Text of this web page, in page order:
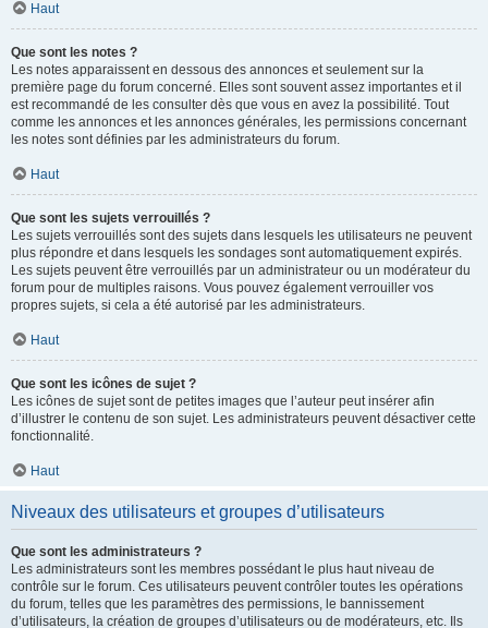
Haut
Que sont les notes ?
Les notes apparaissent en dessous des annonces et seulement sur la
première page du forum concerné. Elles sont souvent assez importantes et il
est recommandé de les consulter dès que vous en avez la possibilité. Tout
comme les annonces et les annonces générales, les permissions concernant
les notes sont définies par les administrateurs du forum.
Haut
Que sont les sujets verrouillés ?
Les sujets verrouillés sont des sujets dans lesquels les utilisateurs ne peuvent
plus répondre et dans lesquels les sondages sont automatiquement expirés.
Les sujets peuvent être verrouillés par un administrateur ou un modérateur du
forum pour de multiples raisons. Vous pouvez également verrouiller vos
propres sujets, si cela a été autorisé par les administrateurs.
Haut
Que sont les icônes de sujet ?
Les icônes de sujet sont de petites images que l’auteur peut insérer afin
d’illustrer le contenu de son sujet. Les administrateurs peuvent désactiver cette
fonctionnalité.
Haut
Niveaux des utilisateurs et groupes d’utilisateurs
Que sont les administrateurs ?
Les administrateurs sont les membres possédant le plus haut niveau de
contrôle sur le forum. Ces utilisateurs peuvent contrôler toutes les opérations
du forum, telles que les paramètres des permissions, le bannissement
d’utilisateurs, la création de groupes d’utilisateurs ou de modérateurs, etc. Ils